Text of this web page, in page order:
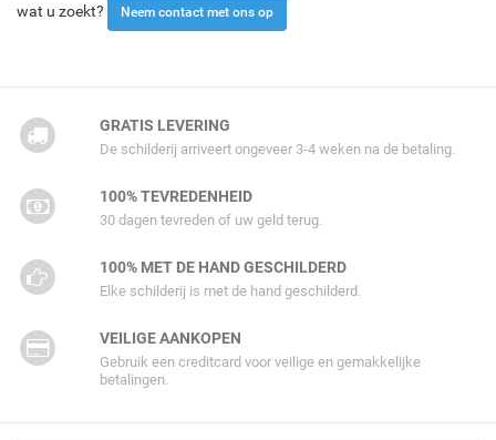
wat u zoekt?
Neem contact met ons op
GRATIS LEVERING
De schilderij arriveert ongeveer 3-4 weken na de betaling.
100% TEVREDENHEID
30 dagen tevreden of uw geld terug.
100% MET DE HAND GESCHILDERD
Elke schilderij is met de hand geschilderd.
VEILIGE AANKOPEN
Gebruik een creditcard voor veilige en gemakkelijke
betalingen.